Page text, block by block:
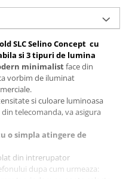
SLC Selino Concept cu
si 3 tipuri de lumina
minimalistface din
vorbim de iluminat
si culoare luminoasa
telecomanda, va asigura
o simpla atingere de
din intrerupator
dupa cum urmeaza: